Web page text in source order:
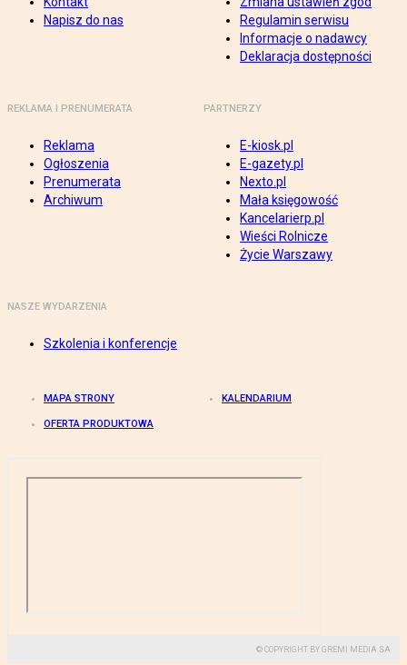
Napisz do nas
Regulamin serwisu
Informacje o nadawcy
Deklaracja dostępności
REKLAMA I PRENUMERATA
Reklama
Ogłoszenia
Prenumerata
Archiwum
PARTNERZY
E-kiosk.pl
E-gazety.pl
Nexto.pl
Mała księgowość
Kancelarierp.pl
Wieści Rolnicze
Życie Warszawy
NASZE WYDARZENIA
Szkolenia i konferencje
MAPA STRONY KALENDARIUM
OFERTA PRODUKTOWA
© COPYRIGHT BY GREMI MEDIA SA